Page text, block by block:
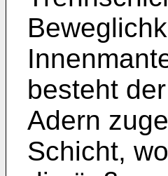
besteht
Adern
Schicht,